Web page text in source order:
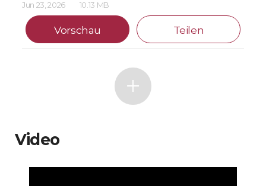
Jun 23, 2026 10.13 MB
Vorschau Teilen
Video